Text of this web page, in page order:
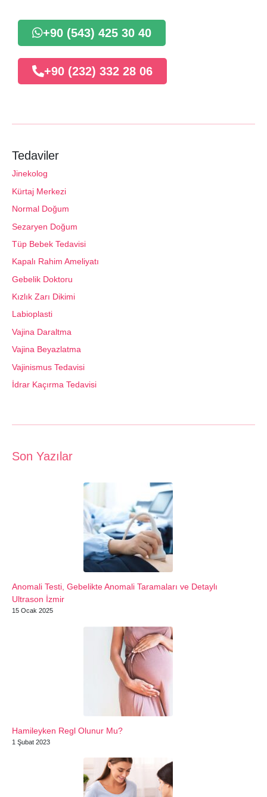
+90 (543) 425 30 40
+90 (232) 332 28 06
Tedaviler
Jinekolog
Kürtaj Merkezi
Normal Doğum
Sezaryen Doğum
Tüp Bebek Tedavisi
Kapalı Rahim Ameliyatı
Gebelik Doktoru
Kızlık Zarı Dikimi
Labioplasti
Vajina Daraltma
Vajina Beyazlatma
Vajinismus Tedavisi
İdrar Kaçırma Tedavisi
Son Yazılar
Anomali Testi, Gebelikte Anomali Taramaları ve Detaylı
Ultrason İzmir
15 Ocak 2025
Hamileyken Regl Olunur Mu?
1 Şubat 2023